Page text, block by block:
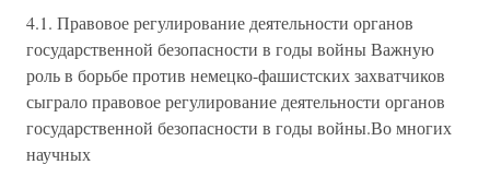
4.1. Правовое регулирование деятельности органов
государственной безопасности в годы войны Важную
роль в борьбе против немецко-фашистских захватчиков
сыграло правовое регулирование деятельности органов
государственной безопасности в годы войны.Во многих
научных